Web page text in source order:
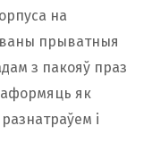
на
прыватныя
з пакояў праз
як
і